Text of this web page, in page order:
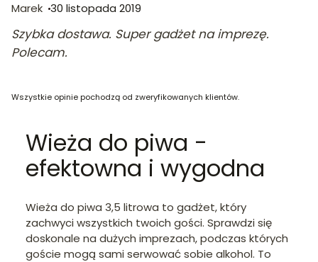
Marek 30 listopada 2019
Szybka dostawa. Super gadżet na imprezę.
Polecam.
Wszystkie opinie pochodzą od zweryfikowanych klientów.
Wieża do piwa -
efektowna i wygodna
Wieża do piwa 3,5 litrowa to gadżet, który
zachwyci wszystkich twoich gości. Sprawdzi się
doskonale na dużych imprezach, podczas których
goście mogą sami serwować sobie alkohol. To